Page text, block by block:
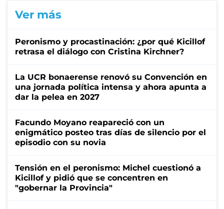
Ver más
Peronismo y procastinación: ¿por qué Kicillof
retrasa el diálogo con Cristina Kirchner?
La UCR bonaerense renovó su Convención en
una jornada política intensa y ahora apunta a
dar la pelea en 2027
Facundo Moyano reapareció con un
enigmático posteo tras días de silencio por el
episodio con su novia
Tensión en el peronismo: Michel cuestionó a
Kicillof y pidió que se concentren en
"gobernar la Provincia"